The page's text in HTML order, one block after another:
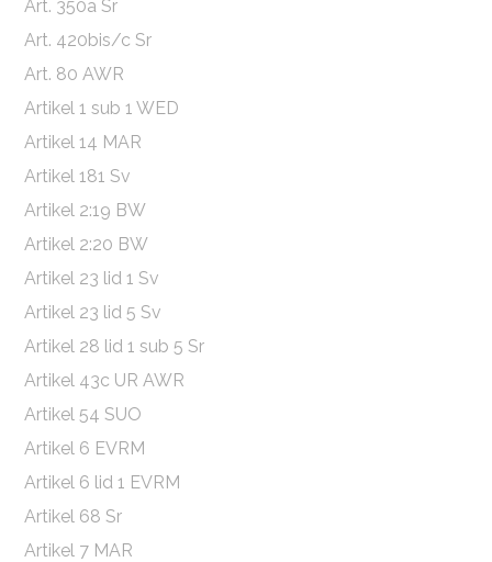
Art. 350a Sr
Art. 420bis/c Sr
Art. 80 AWR
Artikel 1 sub 1 WED
Artikel 14 MAR
Artikel 181 Sv
Artikel 2:19 BW
Artikel 2:20 BW
Artikel 23 lid 1 Sv
Artikel 23 lid 5 Sv
Artikel 28 lid 1 sub 5 Sr
Artikel 43c UR AWR
Artikel 54 SUO
Artikel 6 EVRM
Artikel 6 lid 1 EVRM
Artikel 68 Sr
Artikel 7 MAR